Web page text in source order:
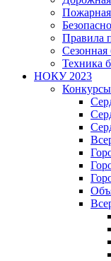
Пожарная
Правила
Сезонная
Техника
НОКУ 2023
Конкурсы